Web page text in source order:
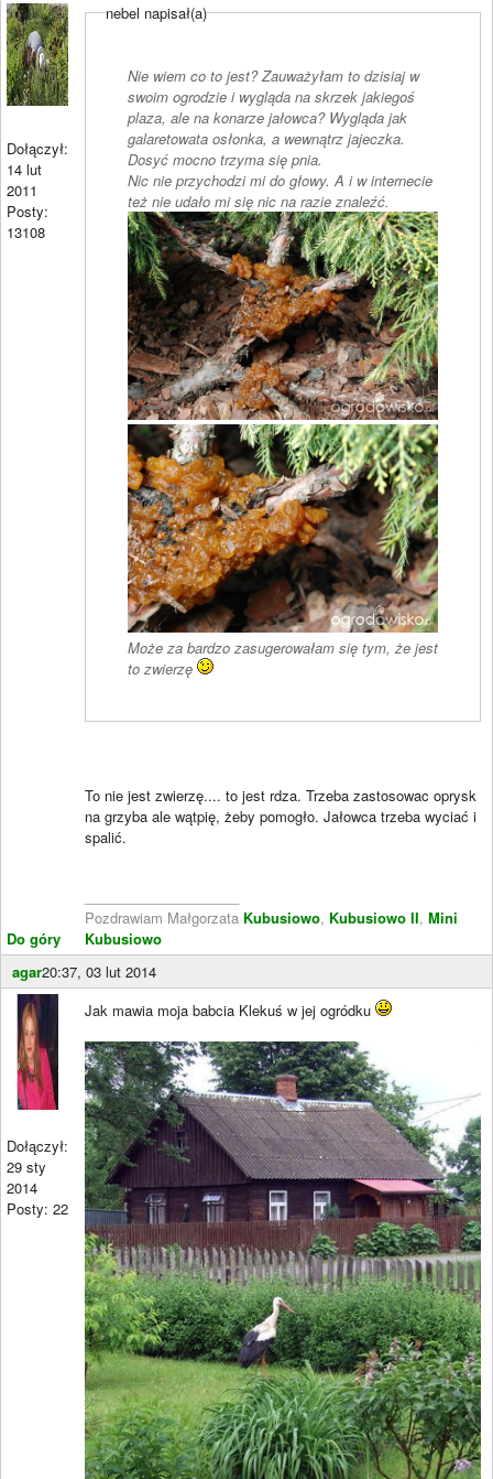
Dołączył:
14 lut
2011
Posty:
13108
Do góry
nebel napisał(a)
Nie wiem co to jest? Zauważyłam to dzisiaj w
swoim ogrodzie i wygląda na skrzek jakiegoś
plaza, ale na konarze jałowca? Wygląda jak
galaretowata osłonka, a wewnątrz jajeczka.
Dosyć mocno trzyma się pnia.
Nic nie przychodzi mi do głowy. A i w internecie
też nie udało mi się nic na razie znaleźć.
Może za bardzo zasugerowałam się tym, że jest
to zwierzę
To nie jest zwierzę.... to jest rdza. Trzeba zastosowac oprysk
na grzyba ale wątpię, żeby pomogło. Jałowca trzeba wyciać i
spalić.
Pozdrawiam Małgorzata Kubusiowo, Kubusiowo II, Mini
Kubusiowo
agar20:37, 03 lut 2014
Dołączył:
29 sty
2014
Posty: 22
Jak mawia moja babcia Klekuś w jej ogródku